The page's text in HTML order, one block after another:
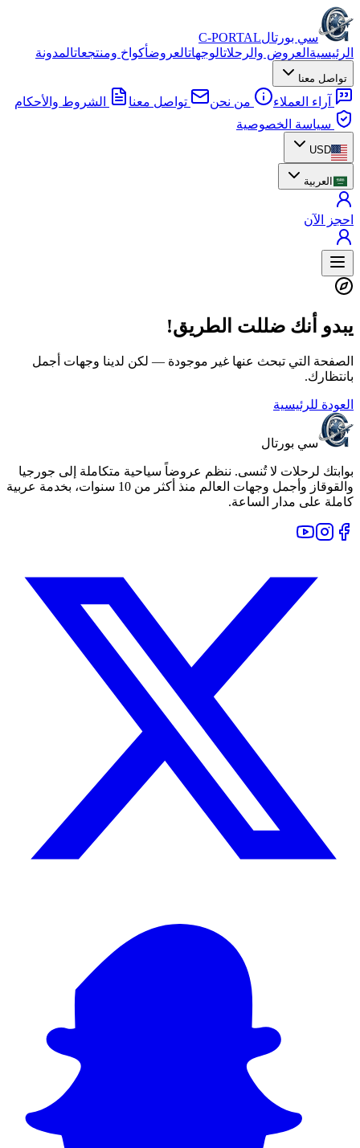
سي بورتالC-PORTAL
الرئيسية العروض والرحلاتالوجهاتالعروضأكواخ ومنتجعاتالمدونة
تواصل معنا
آراء العملاء من نحن تواصل معنا
الشروط والأحكام
سياسة الخصوصية
USD
العربية
احجز الآن
يبدو أنك ضللت الطريق!
الصفحة التي تبحث عنها غير موجودة — لكن لدينا وجهات أجمل
بانتظارك.
العودة للرئيسية
سي بورتال
بوابتك لرحلات لا تُنسى. ننظم عروضاً سياحية متكاملة إلى جورجيا
والقوقاز وأجمل وجهات العالم منذ أكثر من 10 سنوات، بخدمة عربية
كاملة على مدار الساعة.